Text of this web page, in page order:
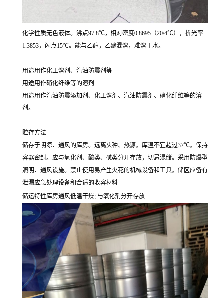
化学性质无色液体。沸点97.8℃，相对密度0.8695（20/4℃），折光率
1.3853，闪点15℃。能与乙醇，乙醚混溶，难溶于水。
用途用作化工溶剂、汽油防震剂等
用途用作硝化纤维等的溶剂
用途用作汽油防震添加剂、化工溶剂、汽油防震剂、硝化纤维等的溶
剂。
贮存方法
储存于阴凉、通风的库房。远离火种、热源。库温不宜超过37℃。保持
容器密封。应与氧化剂、酸类、碱类分开存放，切忌混储。采用防爆型
照明、通风设施。禁止使用易产生火花的机械设备和工具。储区应备有
泄漏应急处理设备和合适的收容材料
储运特性库房通风低温干燥; 与氧化剂分开存放